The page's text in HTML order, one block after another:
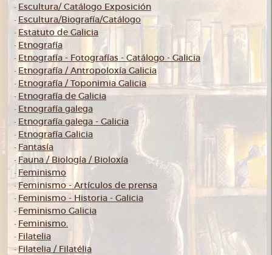
- Escultura/ Catálogo Exposición
- Escultura/Biografía/Catálogo
- Estatuto de Galicia
- Etnografía
- Etnografía - Fotografías - Catálogo - Galicia
- Etnografía / Antropoloxía Galicia
- Etnografía / Toponimia Galicia
- Etnografía de Galicia
- Etnografía galega
- Etnografía galega - Galicia
- Etnografía Galicia
- Fantasía
- Fauna / Biología / Bioloxía
- Feminismo
-Feminismo - Artículos de prensa
- Feminismo - Historia - Galicia
- Feminismo Galicia
- Feminismo.
- Filatelia
-Filatelia / Filatélia